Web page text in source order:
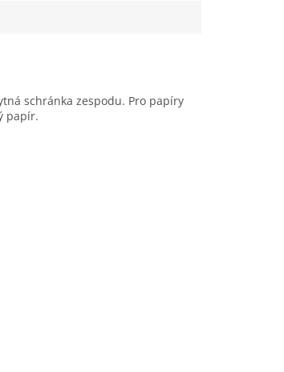
schránka zespodu. Pro papíry
papír.